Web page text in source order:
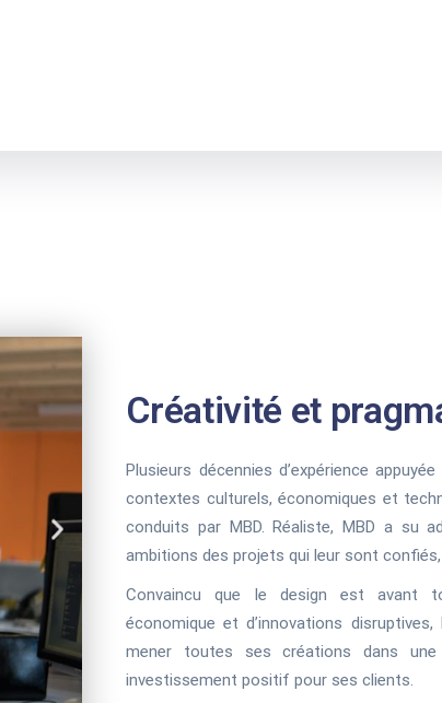
Créativité et
Plusieurs décennies d’expérience
contextes culturels, économiques et
conduits par MBD. Réaliste, MBD a su
ambitions des projets qui leur sont
Convaincu que le design est avant
économique et d’innovations
mener toutes ses créations dans
investissement positif pour ses clients.